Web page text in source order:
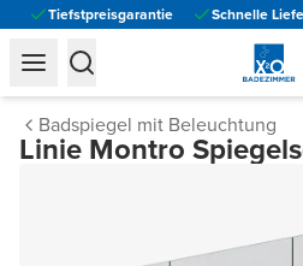
Tiefstpreisgarantie Schnelle
Badspiegel mit Beleuchtung
Linie Montro